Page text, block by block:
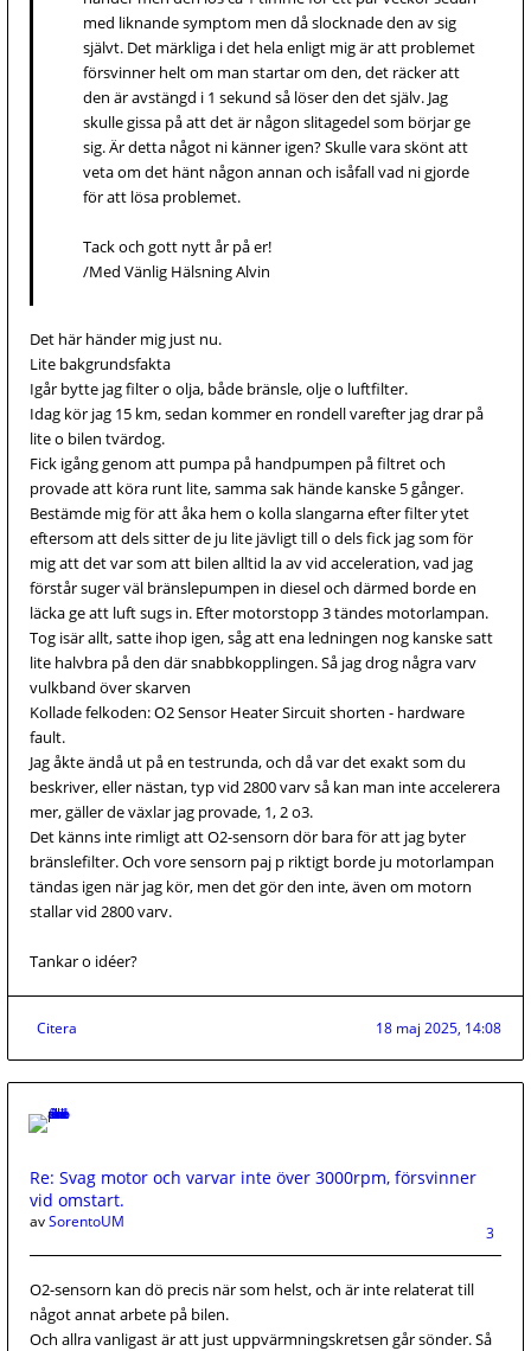
med liknande symptom men då slocknade den av sig
självt. Det märkliga i det hela enligt mig är att problemet
försvinner helt om man startar om den, det räcker att
den är avstängd i 1 sekund så löser den det själv. Jag
skulle gissa på att det är någon slitagedel som börjar ge
sig. Är detta något ni känner igen? Skulle vara skönt att
veta om det hänt någon annan och isåfall vad ni gjorde
för att lösa problemet.
Tack och gott nytt år på er!
/Med Vänlig Hälsning Alvin
Det här händer mig just nu.
Lite bakgrundsfakta
Igår bytte jag filter o olja, både bränsle, olje o luftfilter.
Idag kör jag 15 km, sedan kommer en rondell varefter jag drar på
lite o bilen tvärdog.
Fick igång genom att pumpa på handpumpen på filtret och
provade att köra runt lite, samma sak hände kanske 5 gånger.
Bestämde mig för att åka hem o kolla slangarna efter filter ytet
eftersom att dels sitter de ju lite jävligt till o dels fick jag som för
mig att det var som att bilen alltid la av vid acceleration, vad jag
förstår suger väl bränslepumpen in diesel och därmed borde en
läcka ge att luft sugs in. Efter motorstopp 3 tändes motorlampan.
Tog isär allt, satte ihop igen, såg att ena ledningen nog kanske satt
lite halvbra på den där snabbkopplingen. Så jag drog några varv
vulkband över skarven
Kollade felkoden: O2 Sensor Heater Sircuit shorten - hardware
fault.
Jag åkte ändå ut på en testrunda, och då var det exakt som du
beskriver, eller nästan, typ vid 2800 varv så kan man inte accelerera
mer, gäller de växlar jag provade, 1, 2 o3.
Det känns inte rimligt att O2-sensorn dör bara för att jag byter
bränslefilter. Och vore sensorn paj p riktigt borde ju motorlampan
tändas igen när jag kör, men det gör den inte, även om motorn
stallar vid 2800 varv.
Tankar o idéer?
Citera 18 maj 2025, 14:08
Re: Svag motor och varvar inte över 3000rpm, försvinner
vid omstart.
3
avSorentoUM
O2-sensorn kan dö precis när som helst, och är inte relaterat till
något annat arbete på bilen.
Och allra vanligast är att just uppvärmningskretsen går sönder. Så